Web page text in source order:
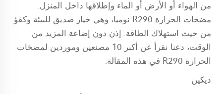
من الهواء أو الأرض أو الماء وإطلاقها داخل المنزل.
مضخات الحرارة R290 نوميا، وهي خيار صديق للبيئة وكفؤ
من حيث استهلاك الطاقة. إذن دون إضاعة المزيد من
الوقت، دعنا نقرأ عن أكبر 10 مصنعين وموردين لمضخات
الحرارة R290 في هذه المقالة.
ديكين